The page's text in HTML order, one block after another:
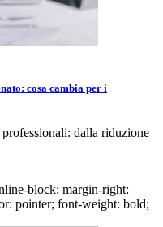
cosa cambia per i
dalla riduzione
block; margin-right:
pointer; font-weight: bold;